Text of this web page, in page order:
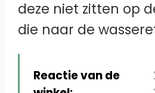
strijk en plaklabels. Het
plakken en strijken
kleren al meerdere
deze niet zitten op
die naar de
Reactie van de